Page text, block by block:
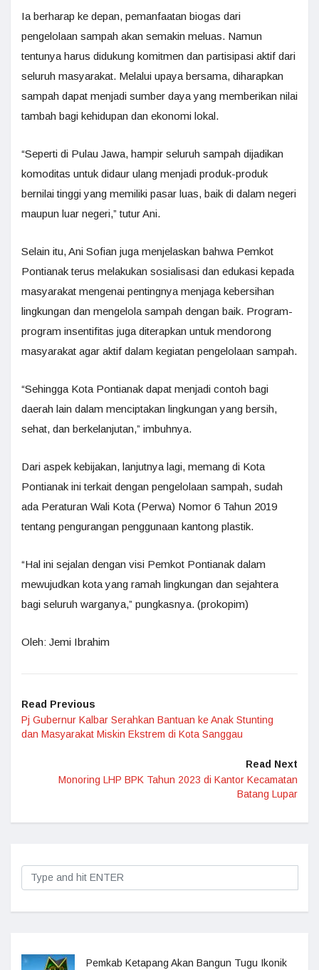
Ia berharap ke depan, pemanfaatan biogas dari
pengelolaan sampah akan semakin meluas. Namun
tentunya harus didukung komitmen dan partisipasi aktif dari
seluruh masyarakat. Melalui upaya bersama, diharapkan
sampah dapat menjadi sumber daya yang memberikan nilai
tambah bagi kehidupan dan ekonomi lokal.
“Seperti di Pulau Jawa, hampir seluruh sampah dijadikan
komoditas untuk didaur ulang menjadi produk-produk
bernilai tinggi yang memiliki pasar luas, baik di dalam negeri
maupun luar negeri,” tutur Ani.
Selain itu, Ani Sofian juga menjelaskan bahwa Pemkot
Pontianak terus melakukan sosialisasi dan edukasi kepada
masyarakat mengenai pentingnya menjaga kebersihan
lingkungan dan mengelola sampah dengan baik. Program-
program insentifitas juga diterapkan untuk mendorong
masyarakat agar aktif dalam kegiatan pengelolaan sampah.
“Sehingga Kota Pontianak dapat menjadi contoh bagi
daerah lain dalam menciptakan lingkungan yang bersih,
sehat, dan berkelanjutan,” imbuhnya.
Dari aspek kebijakan, lanjutnya lagi, memang di Kota
Pontianak ini terkait dengan pengelolaan sampah, sudah
ada Peraturan Wali Kota (Perwa) Nomor 6 Tahun 2019
tentang pengurangan penggunaan kantong plastik.
“Hal ini sejalan dengan visi Pemkot Pontianak dalam
mewujudkan kota yang ramah lingkungan dan sejahtera
bagi seluruh warganya,” pungkasnya. (prokopim)
Oleh: Jemi Ibrahim
Read Previous
Pj Gubernur Kalbar Serahkan Bantuan ke Anak Stunting
dan Masyarakat Miskin Ekstrem di Kota Sanggau
Read Next
Monoring LHP BPK Tahun 2023 di Kantor Kecamatan
Batang Lupar
Pemkab Ketapang Akan Bangun Tugu Ikonik